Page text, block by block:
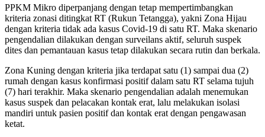
PPKM Mikro diperpanjang dengan tetap mempertimbangkan
kriteria zonasi ditingkat RT (Rukun Tetangga), yakni Zona Hijau
dengan kriteria tidak ada kasus Covid-19 di satu RT. Maka skenario
pengendalian dilakukan dengan surveilans aktif, seluruh suspek
dites dan pemantauan kasus tetap dilakukan secara rutin dan berkala.
Zona Kuning dengan kriteria jika terdapat satu (1) sampai dua (2)
rumah dengan kasus konfirmasi positif dalam satu RT selama tujuh
(7) hari terakhir. Maka skenario pengendalian adalah menemukan
kasus suspek dan pelacakan kontak erat, lalu melakukan isolasi
mandiri untuk pasien positif dan kontak erat dengan pengawasan
ketat.